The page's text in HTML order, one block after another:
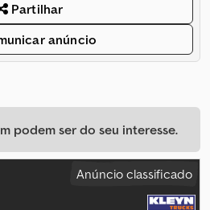
Partilhar
anúncio
podem ser do seu interesse.
Anúncio classificado